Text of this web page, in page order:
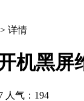
> 详情
机黑屏
人气：194